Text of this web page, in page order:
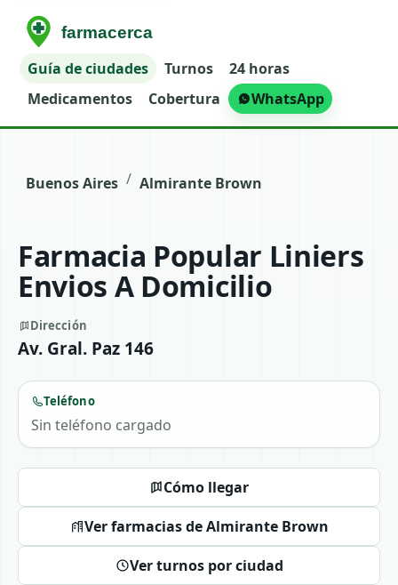
Guía de ciudades Turnos
24 horas
Medicamentos
Cobertura WhatsApp
Buenos Aires / Almirante Brown
Farmacia Popular Liniers
Envios A Domicilio
Dirección
Av. Gral. Paz 146
Teléfono
Sin teléfono cargado
Cómo llegar
Ver farmacias de Almirante Brown
Ver turnos por ciudad